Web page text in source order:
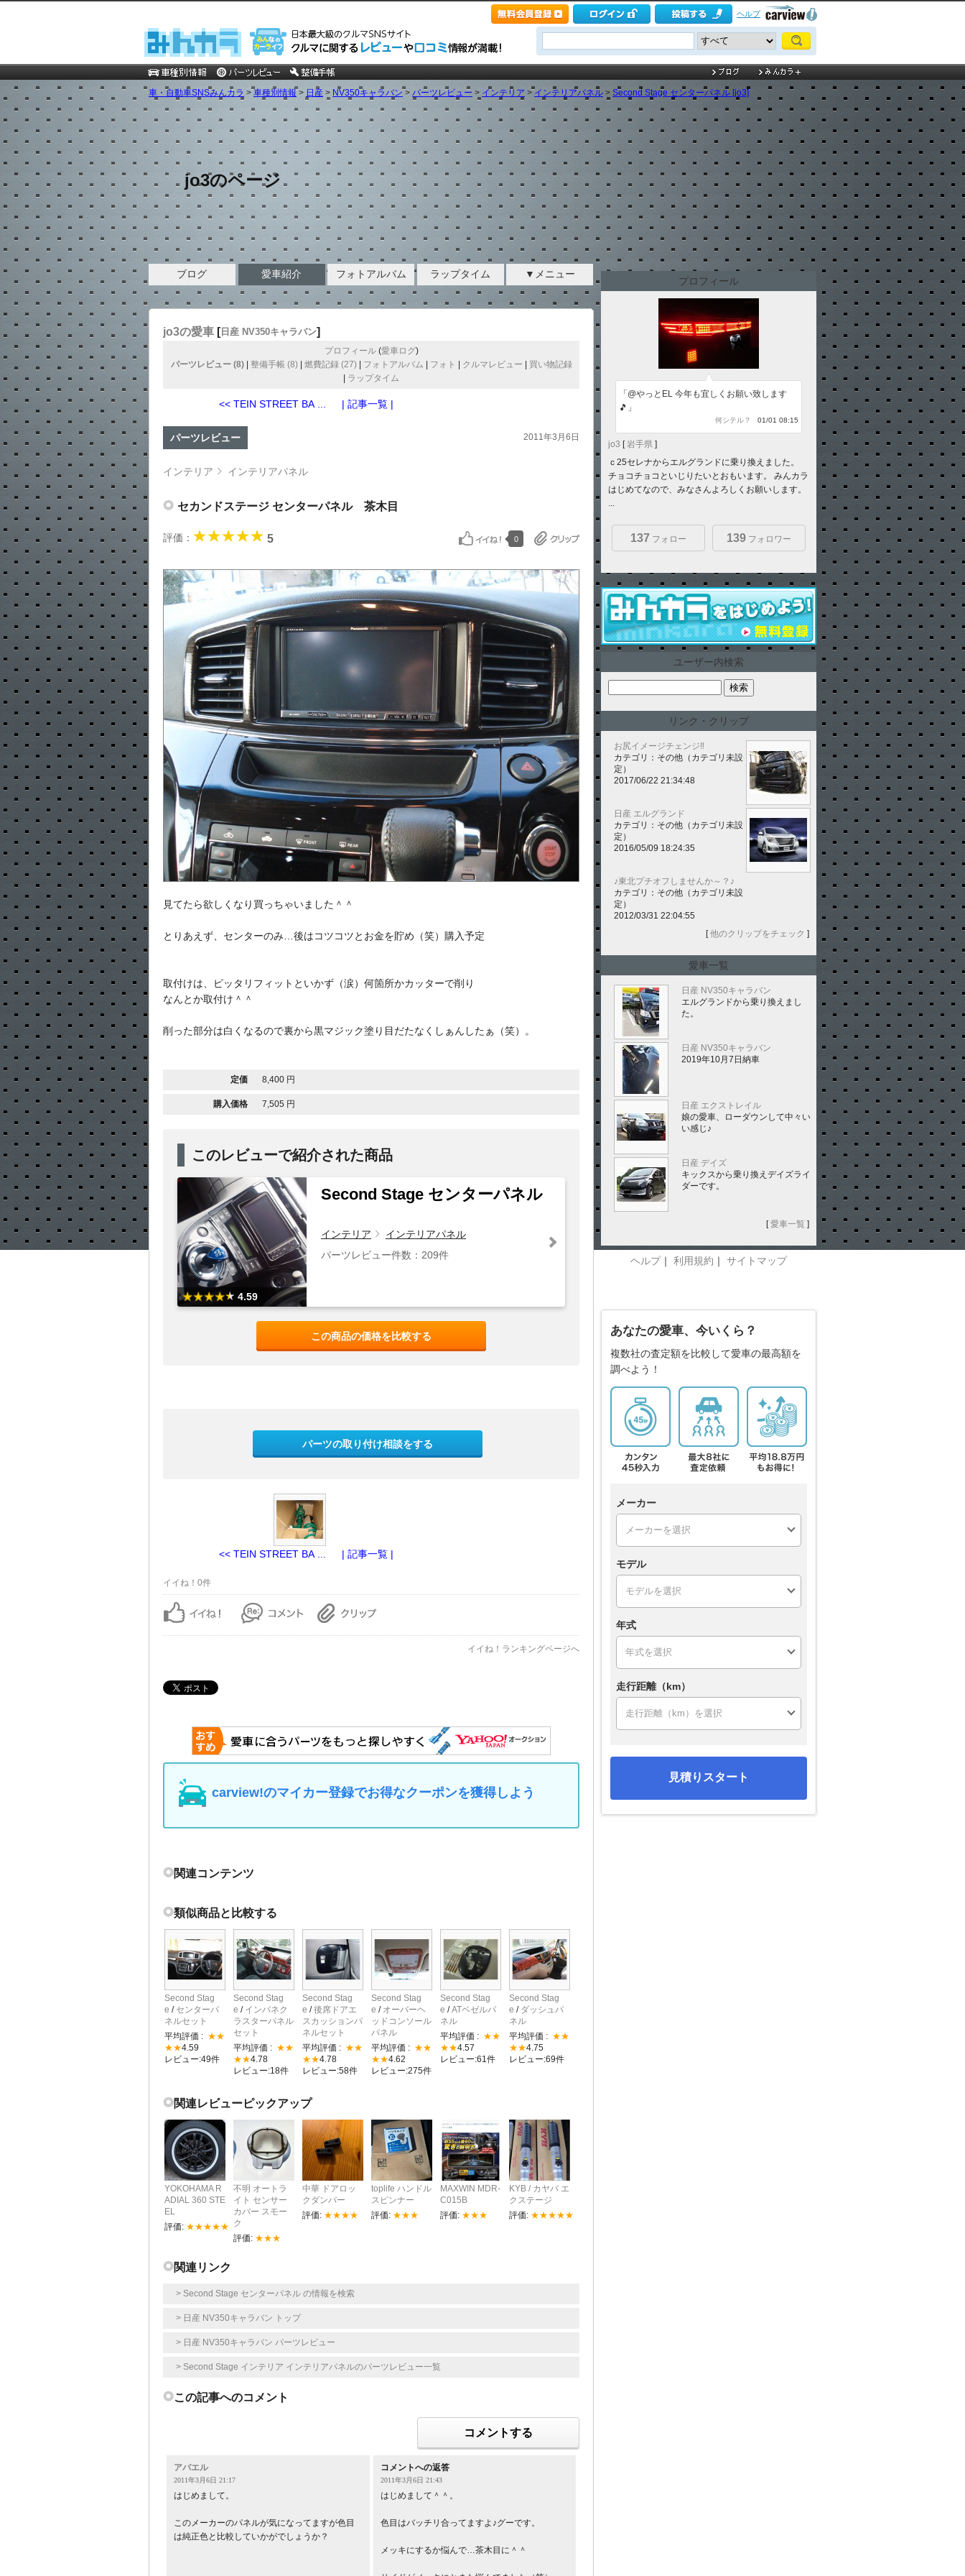
ヘルプ
車・自動車SNSみんカラ >車種別情報> 日産 > NV350キャラバン> パーツレビュー > インテリア >インテリアパネル > Second Stage センターパネル [jo3]
jo3のページ
ブログ 愛車紹介 フォトアルバム ラップタイム ▼メニュー
jo3の愛車 [ 日産 NV350キャラバン]
プロフィール(愛車ログ)
パーツレビュー (8)| 整備手帳 (8)| 燃費記録 (27)| フォトアルバム フォト クルマレビュー
買い物記録
ラップタイム
<< TEIN STREET BA ... | 記事一覧 |
パーツレビュー 2011年3月6日
インテリア インテリアパネル
セカンドステージ センターパネル 茶木目
評価： 5 0
見てたら欲しくなり買っちゃいました＾＾
とりあえず、センターのみ…後はコツコツとお金を貯め（笑）購入予定
取付けは、ピッタリフィットといかず（涙）何箇所かカッターで削り
なんとか取付け＾＾
削った部分は白くなるので裏から黒マジック塗り目だたなくしぁんしたぁ（笑）。
定価 8,400 円
購入価格 7,505 円
このレビューで紹介された商品
4.59
Second Stage センターパネル
インテリア
インテリアパネル
パーツレビュー件数：209件
この商品の価格を比較する
パーツの取り付け相談をする
<< TEIN STREET BA ... | 記事一覧 |
イイね！0件
イイね！ランキングページへ
carview!のマイカー登録でお得なクーポンを獲得しよう
関連コンテンツ
類似商品と比較する
Second Stag
e / センターパ
ネルセット
平均評価 : ★★
★★4.59
レビュー:49件
Second Stag
e / インパネク
ラスターパネル
セット
平均評価 : ★★
★★4.78
レビュー:18件
Second Stag
e /後席ドアエ
スカッションパ
ネルセット
平均評価 : ★★
★★4.78
レビュー:58件
Second Stag
e / オーバーヘ
ッドコンソール
パネル
平均評価 : ★★
★★4.62
レビュー:275件
Second Stag
e /ATベゼルパ
ネル
平均評価 : ★★
★★4.57
レビュー:61件
Second Stag
e / ダッシュパ
ネル
平均評価 : ★★
★★4.75
レビュー:69件
関連レビューピックアップ
YOKOHAMA R
ADIAL 360 STE
EL
評価: ★★★★★
不明 オートラ
イト センサー
カバー スモー
ク
評価: ★★★
中華 ドアロッ
クダンパー
評価: ★★★★
toplife ハンドル
スピンナー
評価: ★★★
MAXWIN MDR-
C015B
評価: ★★★
KYB / カヤバ エ
クステージ
評価: ★★★★★
関連リンク
> Second Stage センターパネル の情報を検索
> 日産 NV350キャラバン トップ
> 日産 NV350キャラバン パーツレビュー
> Second Stage インテリア インテリアパネルのパーツレビュー一覧
この記事へのコメント
コメントする
アバエル
2011年3月6日 21:17
はじめまして。
このメーカーのパネルが気になってますが色目
は純正色と比較していかがでしょうか？
コメントへの返答
2011年3月6日 21:43
はじめまして＾＾。
色目はバッチリ合ってますよ♪グーです。
メッキにするか悩んで…茶木目に＾＾
プロフィール
「@やっとEL 今年も宜しくお願い致します
🎵」
何シテル？ 01/01 08:15
jo3 [岩手県 ]
ｃ25セレナからエルグランドに乗り換えました。
チョコチョコといじりたいとおもいます。 みんカラ
はじめてなので、みなさんよろしくお願いします。
...
137 フォロー 139 フォロワー
ユーザー内検索
リンク・クリップ
お尻イメージチェンジ‼️
カテゴリ：その他（カテゴリ未設
定）
2017/06/22 21:34:48
日産 エルグランド
カテゴリ：その他（カテゴリ未設
定）
2016/05/09 18:24:35
♪東北プチオフしませんか～？♪
カテゴリ：その他（カテゴリ未設
定）
2012/03/31 22:04:55
[他のクリップをチェック ]
愛車一覧
日産 NV350キャラバン
エルグランドから乗り換えまし
た。
日産 NV350キャラバン
2019年10月7日納車
日産 エクストレイル
娘の愛車、ローダウンして中々い
い感じ♪
日産 デイズ
キックスから乗り換えデイズライ
ダーです。
[愛車一覧 ]
ヘルプ｜ 利用規約 ｜ サイトマップ
あなたの愛車、今いくら？
複数社の査定額を比較して愛車の最高額を
調べよう！
メーカー
モデル
年式
走行距離（km）
見積りスタート